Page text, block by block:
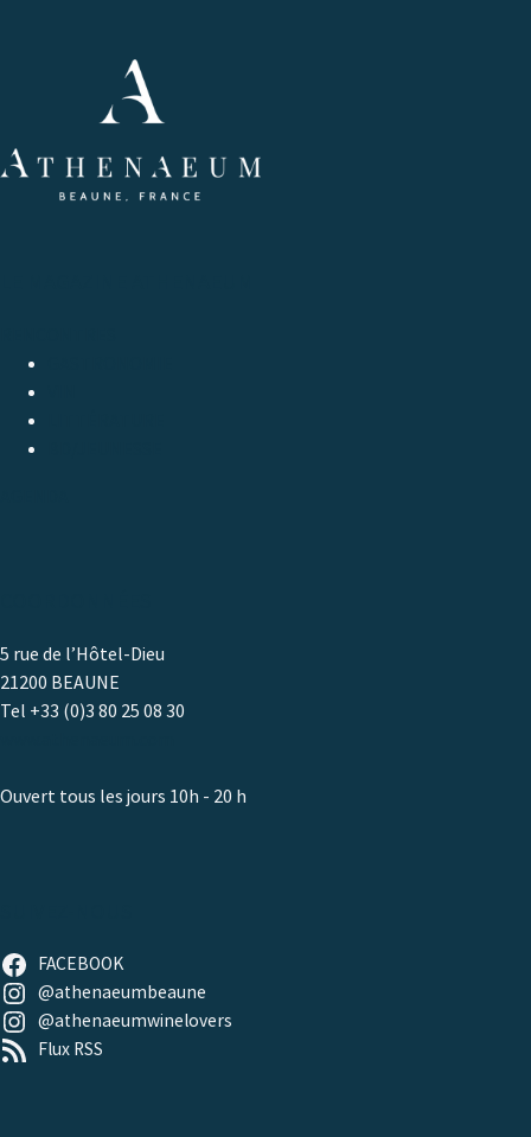
5 rue de l’Hôtel-Dieu
21200 BEAUNE
Tel +33 (0)3 80 25 08 30
Ouvert tous les jours 10h - 20 h
FACEBOOK
@athenaeumbeaune
@athenaeumwinelovers
Flux RSS